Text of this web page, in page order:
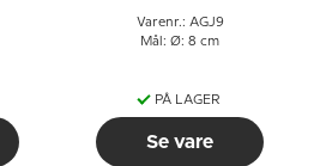
Varenr.: AGJ9
Mål: Ø: 8 cm
PÅ LAGER
Se vare